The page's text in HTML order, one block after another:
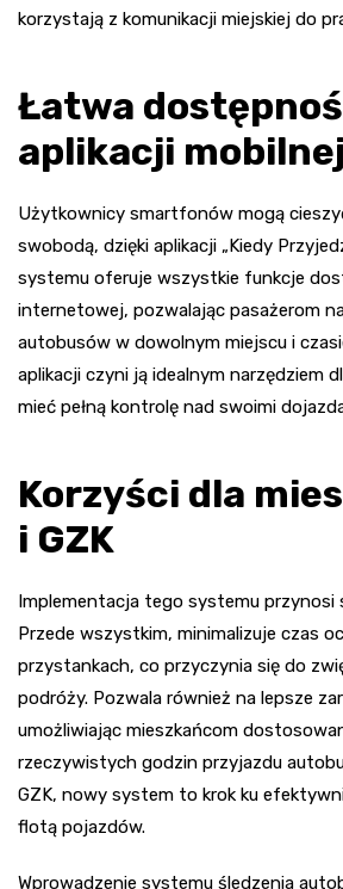
korzystają z komunikacji miejskiej do
Łatwa
aplikacji mobilnej
Użytkownicy smartfonów mogą
swobodą, dzięki aplikacji „Kiedy
systemu oferuje wszystkie funkcje
internetowej, pozwalając pasażerom
autobusów w dowolnym miejscu i
aplikacji czyni ją idealnym narzędziem
mieć pełną kontrolę nad swoimi
Korzyści dla
i GZK
Implementacja tego systemu przynosi
Przede wszystkim, minimalizuje czas
przystankach, co przyczynia się do
podróży. Pozwala również na lepsze
umożliwiając mieszkańcom
rzeczywistych godzin przyjazdu
GZK, nowy system to krok ku
flotą pojazdów.
Wprowadzenie systemu śledzenia